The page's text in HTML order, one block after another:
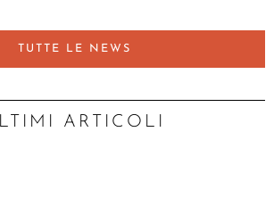
TUTTE LE NEWS
ULTIMI ARTICOLI